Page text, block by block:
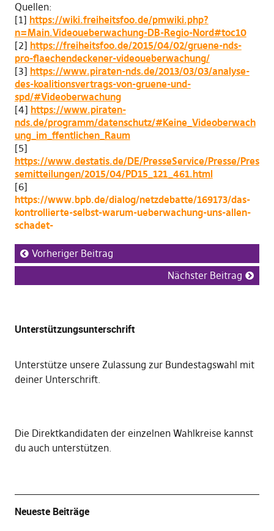
Quellen:
[1] https://wiki.freiheitsfoo.de/pmwiki.php?
n=Main.Videoueberwachung-DB-Regio-Nord#toc10
[2] https://freiheitsfoo.de/2015/04/02/gruene-nds-
pro-flaechendeckener-videoueberwachung/
[3] https://www.piraten-nds.de/2013/03/03/analyse-
des-koalitionsvertrags-von-gruene-und-
spd/#Videoberwachung
[4] https://www.piraten-
nds.de/programm/datenschutz/#Keine_Videoberwach
ung_im_ffentlichen_Raum
[5]
https://www.destatis.de/DE/PresseService/Presse/Pres
semitteilungen/2015/04/PD15_121_461.html
[6]
https://www.bpb.de/dialog/netzdebatte/169173/das-
kontrollierte-selbst-warum-ueberwachung-uns-allen-
schadet-
Vorheriger Beitrag
Nächster Beitrag
Unterstützungsunterschrift
Unterstütze unsere Zulassung zur Bundestagswahl mit
deiner Unterschrift.
Die Direktkandidaten der einzelnen Wahlkreise kannst
du auch unterstützen.
Neueste Beiträge